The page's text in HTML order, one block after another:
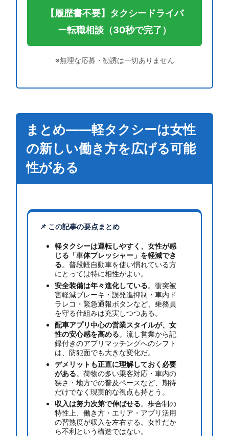
【履歴書不要】タクシードライバ
ー転職相談（30秒で完了）
※無理な応募・勧誘は一切ありません
まとめ——軽タクシーは女性
の新しい働き方を広げる可能
性がある
📌 この記事の要点まとめ
軽タクシーは運転しやすく、女性が感
じる「車体プレッシャー」を軽減でき
る。普段軽自動車を使い慣れている方
にとっては特に相性がよい。
安全装備は年々進化している。衝突被
害軽減ブレーキ・誤発進抑制・車内ド
ラレコ・緊急通報ボタンなど、乗務員
を守る仕組みは充実しつつある。
配車アプリ中心の営業スタイルが、女
性の安心感を高める。流し営業から記
録付きのアプリマッチングへのシフト
は、防犯面でも大きな変化だ。
デメリットも正直に理解しておく必要
がある。荷物の多い乗客対応・車内の
狭さ・地方での普及ペースなど、期待
だけでなく現実的な視点も持とう。
収入は努力次第で伸ばせる。歩合制の
特性上、働き方・エリア・アプリ活用
の習熟度が収入を左右する。女性だか
ら不利という構造ではない。